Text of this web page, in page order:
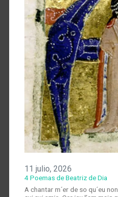
11 julio, 2026
4 Poemas de Beatriz de Dia
A chantar m´er de so qu´eu